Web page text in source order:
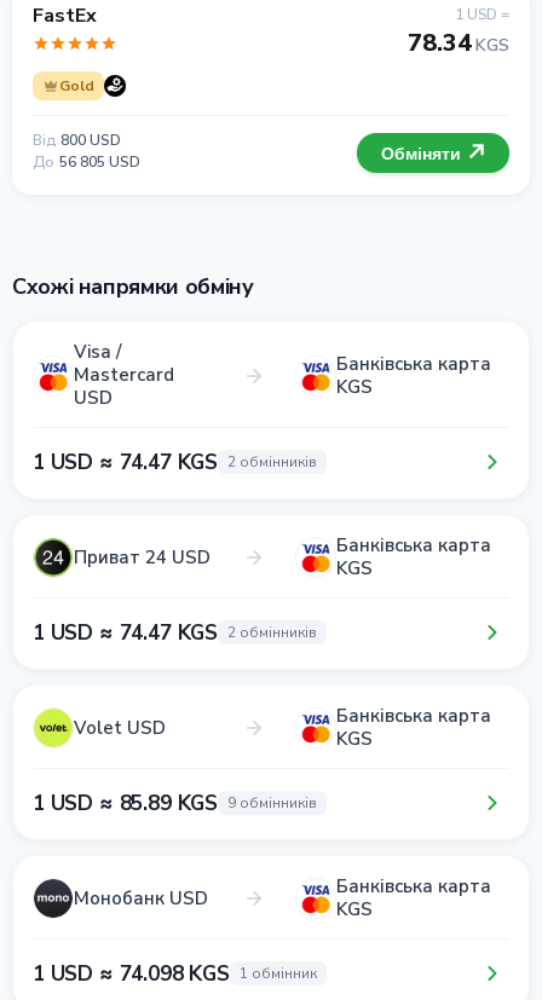
FastEx
Gold
1 USD =
78.34KGS
Від 800 USD
До 56 805 USD Обміняти
Схожі напрямки обміну
Visa /
Mastercard
USD
Банківська карта
KGS
1 USD ≈ 74.47 KGS 2 обмінників
Приват 24 USD
Банківська карта
KGS
1 USD ≈ 74.47 KGS 2 обмінників
Volet USD
Банківська карта
KGS
1 USD ≈ 85.89 KGS 9 обмінників
Монобанк USD
Банківська карта
KGS
1 USD ≈ 74.098 KGS 1 обмінник